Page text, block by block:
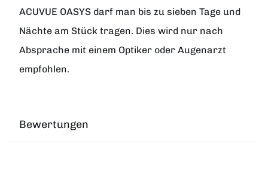
ACUVUE OASYS darf man bis zu sieben Tage und
Nächte am Stück tragen. Dies wird nur nach
Absprache mit einem Optiker oder Augenarzt
empfohlen.
Bewertungen